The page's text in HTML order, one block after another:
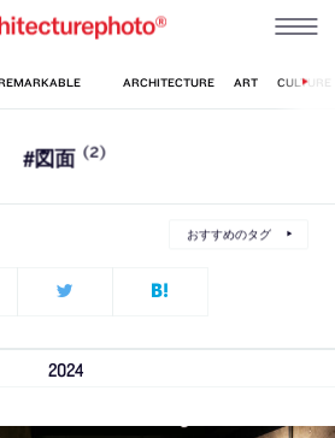
#図面 (2)
おすすめのタグ
2024